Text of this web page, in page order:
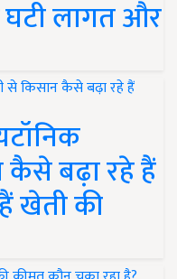
लागत और
कैसे बढ़ा रहे हैं
खेती की